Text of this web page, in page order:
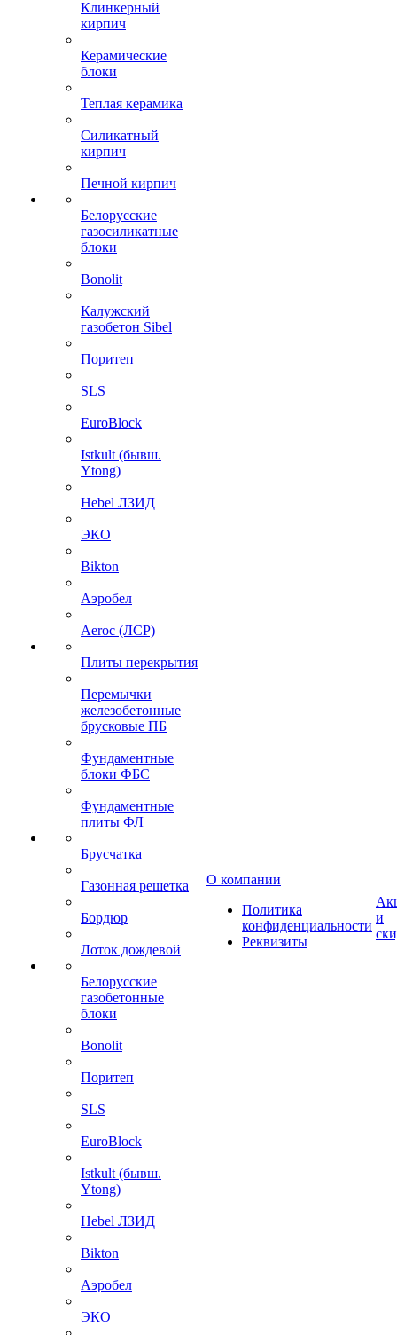
Клинкерный
кирпич
Керамические
блоки
Теплая керамика
Силикатный
кирпич
Печной кирпич
Белорусские
газосиликатные
блоки
Bonolit
Калужский
газобетон Sibel
Поритеп
SLS
EuroBlock
Istkult (бывш.
Ytong)
Hebel ЛЗИД
ЭКО
Bikton
Аэробел
Aeroc (ЛСР)
Плиты перекрытия
Перемычки
железобетонные
брусковые ПБ
Фундаментные
блоки ФБС
Фундаментные
плиты ФЛ
Брусчатка
Газонная решетка
Бордюр
Лоток дождевой
Белорусские
газобетонные
блоки
Bonolit
Поритеп
SLS
EuroBlock
Istkult (бывш.
Ytong)
Hebel ЛЗИД
Bikton
Аэробел
ЭКО
О компании
Политика
конфиденциальности
Реквизиты
и